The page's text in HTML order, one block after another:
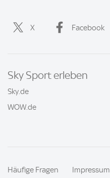
X Facebook
Sky Sport erleben
Sky.de
WOW.de
Häufige Fragen Impressum